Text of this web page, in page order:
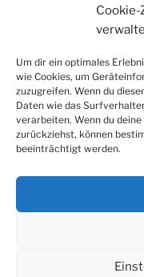
Um dir ein optimales
wie Cookies, um
zuzugreifen. Wenn du
Daten wie das
verarbeiten. Wenn du
zurückziehst, können
beeinträchtigt werden.